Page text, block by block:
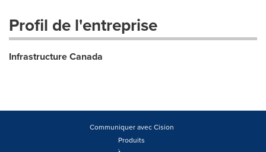
Profil de l'entreprise
Infrastructure Canada
Communiquer avec Cision
Produits